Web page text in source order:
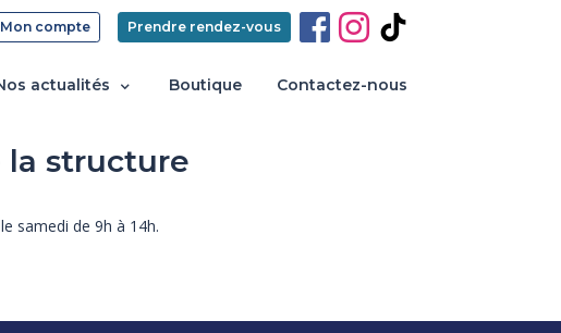
actualités Boutique Contactez-nous
Mon compte Prendre rendez-vous
structure
samedi de 9h à 14h.